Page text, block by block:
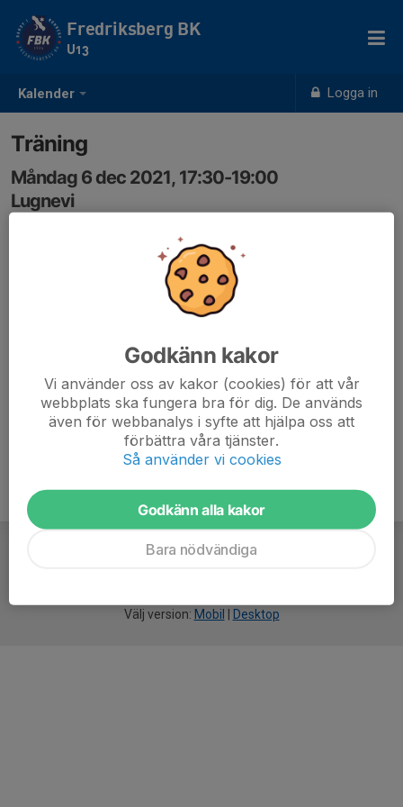
Kalender Logga in
Fredriksberg BK
U13
Träning
Måndag 6 dec 2021, 17:30-19:00
Lugnevi
Välj version: Mobil Desktop
Godkänn kakor
Vi använder oss av kakor (cookies) för att vår
webbplats ska fungera bra för dig. De används
även för webbanalys i syfte att hjälpa oss att
förbättra våra tjänster.
Så använder vi cookies
Godkänn alla kakor
Bara nödvändiga